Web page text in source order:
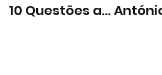
10 Questões a…